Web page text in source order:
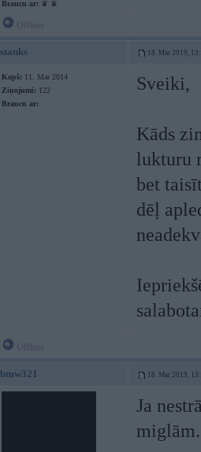
Braucu ar: ♛ ♛
stanks 18. Mar 2019,
Kopš: 11. Mar 2014
Ziņojumi: 122
Braucu ar:
Sveiki,
Kāds
lukturu
bet
dēļ
bmw321 18. Mar 2019,
Ja
miglām.